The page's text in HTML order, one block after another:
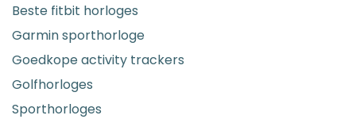
Beste fitbit horloges
Garmin sporthorloge
Goedkope activity trackers
Golfhorloges
Sporthorloges